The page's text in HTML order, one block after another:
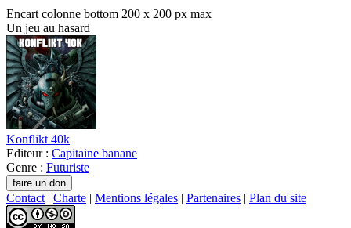
Encart colonne bottom 200 x 200 px max
Un jeu au hasard
Konflikt 40k
Editeur : Capitaine banane
Genre : Futuriste
Contact | Charte | Mentions légales | Partenaires | Plan du site